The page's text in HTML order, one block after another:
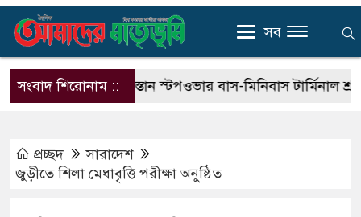
সব
সংবাদ শিরোনাম ::
নগর গুলিস্তান স্টপওভার বাস-মিনিবাস টার্মিনাল শ্রমিক
প্রচ্ছদ
সারাদেশ
জুড়ীতে শিলা মেধাবৃত্তি পরীক্ষা অনুষ্ঠিত